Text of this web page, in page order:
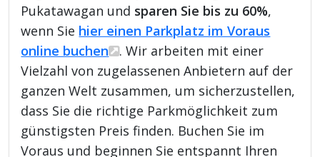
Pukatawagan und sparen Sie bis zu 60%,
wenn Sie hier einen Parkplatz im Voraus
online buchen
. Wir arbeiten mit einer
Vielzahl von zugelassenen Anbietern auf der
ganzen Welt zusammen, um sicherzustellen,
dass Sie die richtige Parkmöglichkeit zum
günstigsten Preis finden. Buchen Sie im
Voraus und beginnen Sie entspannt Ihren